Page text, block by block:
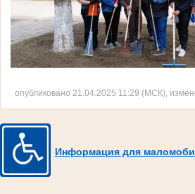
опубликовано 21.04.2025 11:29 (МСК),
Информация для